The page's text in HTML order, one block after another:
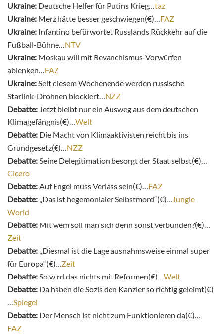
Ukraine: Deutsche Helfer für Putins Krieg… taz
Ukraine: Merz hätte besser geschwiegen(€)… FAZ
Ukraine: Infantino befürwortet Russlands Rückkehr auf die
Fußball-Bühne… NTV
Ukraine: Moskau will mit Revanchismus-Vorwürfen
ablenken… FAZ
Ukraine: Seit diesem Wochenende werden russische
Starlink-Drohnen blockiert… NZZ
Debatte: Jetzt bleibt nur ein Ausweg aus dem deutschen
Klimagefängnis(€)… Welt
Debatte: Die Macht von Klimaaktivisten reicht bis ins
Grundgesetz(€)… NZZ
Debatte: Seine Delegitimation besorgt der Staat selbst(€)…
Cicero
Debatte: Auf Engel muss Verlass sein(€)… FAZ
Debatte: „Das ist hegemonialer Selbstmord“(€)…
Jungle
World
Debatte: Mit wem soll man sich denn sonst verbünden?(€)…
Zeit
Debatte: „Diesmal ist die Lage ausnahmsweise einmal super
für Europa“(€)… Zeit
Debatte: So wird das nichts mit Reformen(€)… Welt
Debatte: Da haben die Sozis den Kanzler so richtig geleimt(€)
Spiegel
Debatte: Der Mensch ist nicht zum Funktionieren da(€)…
FAZ